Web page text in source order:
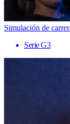
Simulación de
Serie G3